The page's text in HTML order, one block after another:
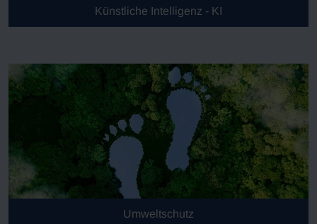
Künstliche Intelligenz - KI
Umweltschutz